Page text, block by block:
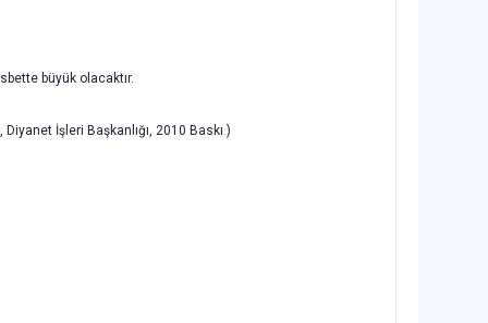
büyük olacaktır.
İşleri Başkanlığı, 2010 Baskı )